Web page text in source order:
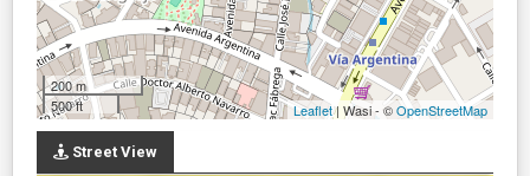
200 m
500 ft
Leaflet| Wasi - ©OpenStreetMap
Street View